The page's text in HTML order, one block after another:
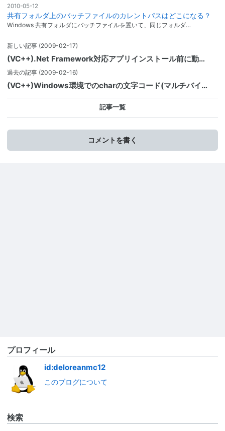
2010-05-12
共有フォルダ上のバッチファイルのカレントパスはどこになる？
Windows 共有フォルダにバッチファイルを置いて、同じフォルダ…
新しい記事 (2009-02-17)
(VC++).Net Framework対応アプリインストール前に動…
過去の記事 (2009-02-16)
(VC++)Windows環境でのcharの文字コード(マルチバイ…
記事一覧
コメントを書く
プロフィール
id:deloreanmc12
このブログについて
検索